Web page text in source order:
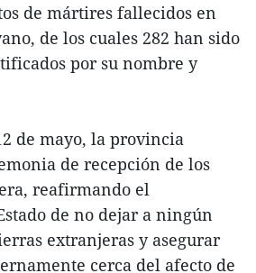
de mártires fallecidos en
de los cuales 282 han sido
por su nombre y
de mayo, la provincia
de recepción de los
reafirmando el
de no dejar a ningún
extranjeras y asegurar
cerca del afecto de